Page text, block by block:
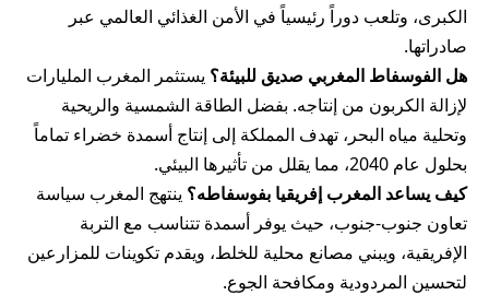
الكبرى، وتلعب دوراً رئيسياً في الأمن الغذائي العالمي عبر
صادراتها.
هل الفوسفاط المغربي صديق للبيئة؟ يستثمر المغرب المليارات
لإزالة الكربون من إنتاجه. بفضل الطاقة الشمسية والريحية
وتحلية مياه البحر، تهدف المملكة إلى إنتاج أسمدة خضراء تماماً
بحلول عام 2040، مما يقلل من تأثيرها البيئي.
كيف يساعد المغرب إفريقيا بفوسفاطه؟ ينتهج المغرب سياسة
تعاون جنوب-جنوب، حيث يوفر أسمدة تتناسب مع التربة
الإفريقية، ويبني مصانع محلية للخلط، ويقدم تكوينات للمزارعين
لتحسين المردودية ومكافحة الجوع.